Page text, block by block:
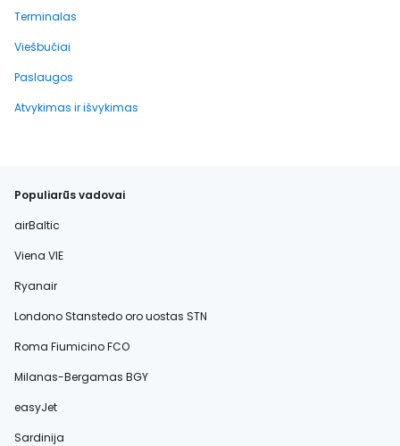
Terminalas
Viešbučiai
Paslaugos
Atvykimas ir išvykimas
Populiarūs vadovai
airBaltic
Viena VIE
Ryanair
Londono Stanstedo oro uostas STN
Roma Fiumicino FCO
Milanas-Bergamas BGY
easyJet
Sardinija